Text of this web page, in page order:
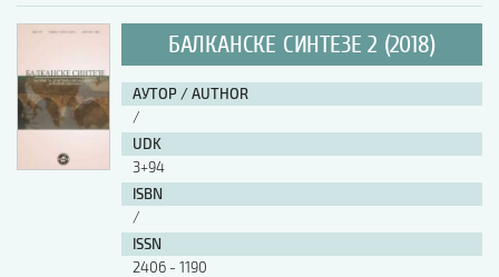
БАЛКАНСКЕ СИНТЕЗЕ 2 (2018)
АУТОР / AUTHOR
/
UDK
3+94
ISBN
/
ISSN
2406 - 1190